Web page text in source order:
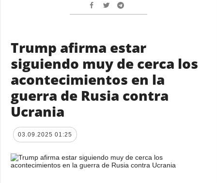
Trump afirma estar
siguiendo muy de cerca los
acontecimientos en la
guerra de Rusia contra
Ucrania
03.09.2025 01:25